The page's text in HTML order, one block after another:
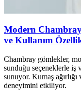
Modern
ve Kullanım
Chambray gömlekler,
sunduğu seçeneklerle iş
sunuyor. Kumaş ağırlığı
deneyimini etkiliyor.